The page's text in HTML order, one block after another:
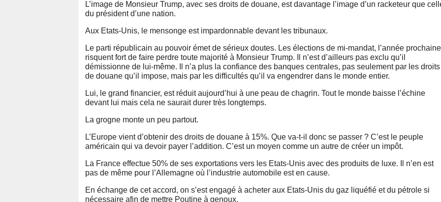
L’image de Monsieur Trump, avec ses droits de douane, est davantage l’image d’un racketeur que
du président d’une nation.
Aux Etats-Unis, le mensonge est impardonnable devant les tribunaux.
Le parti républicain au pouvoir émet de sérieux doutes. Les élections de mi-mandat, l’année prochaine
risquent fort de faire perdre toute majorité à Monsieur Trump. Il n’est d’ailleurs pas exclu qu’il
démissionne de lui-même. Il n’a plus la confiance des banques centrales, pas seulement par les droits
de douane qu’il impose, mais par les difficultés qu’il va engendrer dans le monde entier.
Lui, le grand financier, est réduit aujourd’hui à une peau de chagrin. Tout le monde baisse l’échine
devant lui mais cela ne saurait durer très longtemps.
La grogne monte un peu partout.
L’Europe vient d’obtenir des droits de douane à 15%. Que va-t-il donc se passer ? C’est le peuple
américain qui va devoir payer l’addition. C’est un moyen comme un autre de créer un impôt.
La France effectue 50% de ses exportations vers les Etats-Unis avec des produits de luxe. Il n’en est
pas de même pour l’Allemagne où l’industrie automobile est en cause.
En échange de cet accord, on s’est engagé à acheter aux Etats-Unis du gaz liquéfié et du pétrole si
nécessaire afin de mettre Poutine à genoux.